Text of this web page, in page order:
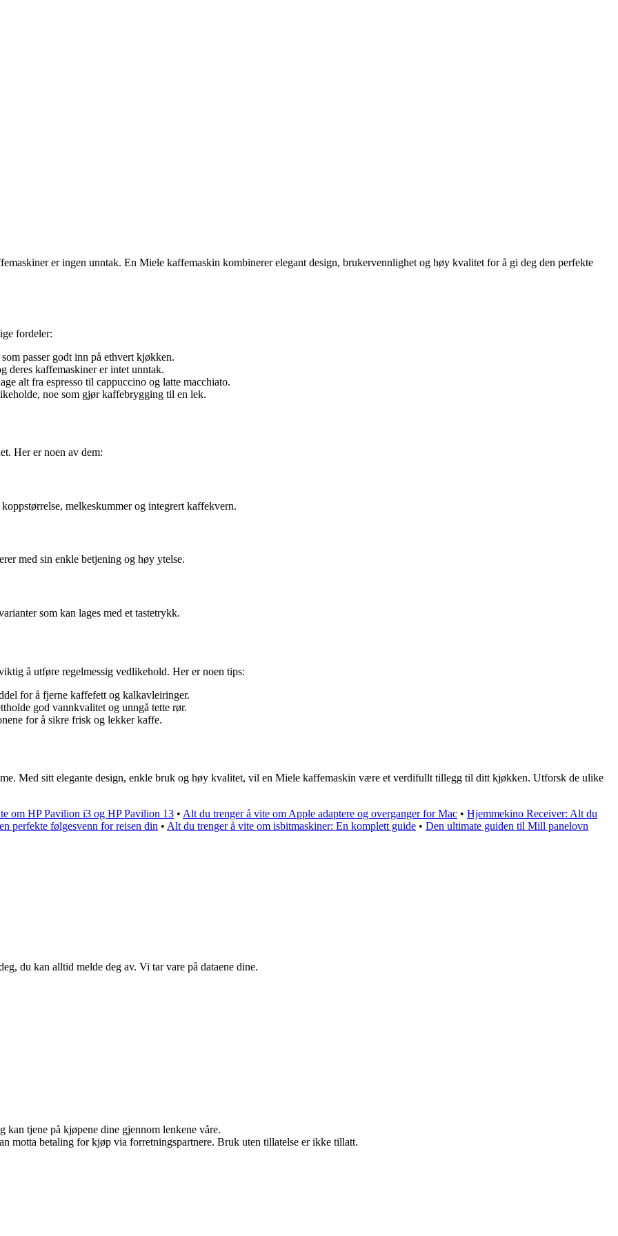
er ingen unntak. En Miele kaffemaskin kombinerer elegant design, brukervennlighet og høy kvalitet for å gi deg den perfekte
fordeler:
passer godt inn på ethvert kjøkken.
kaffemaskiner er intet unntak.
alt fra espresso til cappuccino og latte macchiato.
noe som gjør kaffebrygging til en lek.
Her er noen av dem:
melkeskummer og integrert kaffekvern.
med sin enkle betjening og høy ytelse.
som kan lages med et tastetrykk.
å utføre regelmessig vedlikehold. Her er noen tips:
for å fjerne kaffefett og kalkavleiringer.
god vannkvalitet og unngå tette rør.
for å sikre frisk og lekker kaffe.
Med sitt elegante design, enkle bruk og høy kvalitet, vil en Miele kaffemaskin være et verdifullt tillegg til ditt kjøkken. Utforsk de ulike
om HP Pavilion i3 og HP Pavilion 13 • Alt du trenger å vite om Apple adaptere og overganger for Mac • Hjemmekino Receiver: Alt du
perfekte følgesvenn for reisen din • Alt du trenger å vite om isbitmaskiner: En komplett guide • Den ultimate guiden til Mill panelovn
du kan alltid melde deg av. Vi tar vare på dataene dine.
tjene på kjøpene dine gjennom lenkene våre.
motta betaling for kjøp via forretningspartnere. Bruk uten tillatelse er ikke tillatt.